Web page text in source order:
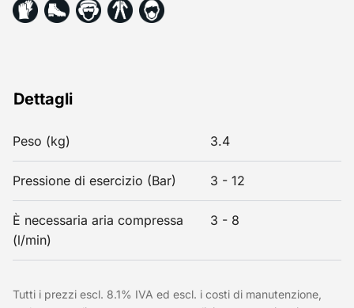
Dettagli
Peso (kg) 3.4
Pressione di esercizio (Bar) 3 - 12
È necessaria aria compressa
(l/min)
3 - 8
Tutti i prezzi escl. 8.1% IVA ed escl. i costi di manutenzione,